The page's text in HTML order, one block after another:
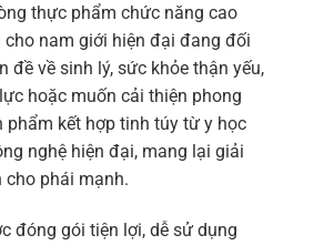
thực phẩm chức năng cao
cho nam giới hiện đại đang đối
đề về sinh lý, sức khỏe thận yếu,
hoặc muốn cải thiện phong
phẩm kết hợp tinh túy từ y học
nghệ hiện đại, mang lại giải
cho phái mạnh.
đóng gói tiện lợi, dễ sử dụng